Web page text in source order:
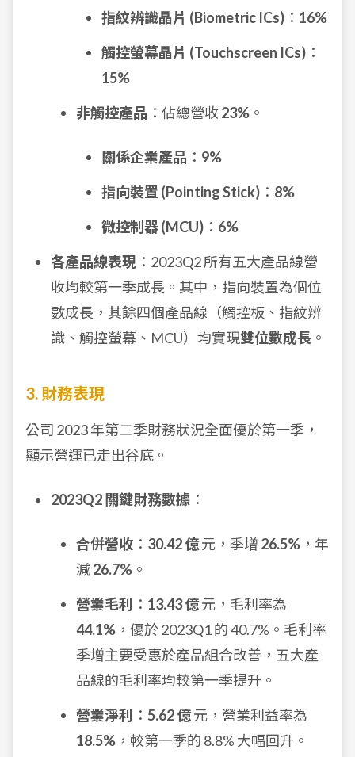
指紋辨識晶片 (Biometric ICs) ： 16%
觸控螢幕晶片 (Touchscreen ICs) ：
15%
非觸控產品 ：佔總營收23% 。
關係企業產品 ： 9%
指向裝置 (Pointing Stick) ： 8%
微控制器 (MCU) ： 6%
各產品線表現 ：2023Q2 所有五大產品線營
收均較第一季成長。其中，指向裝置為個位
數成長，其餘四個產品線（觸控板、指紋辨
識、觸控螢幕、MCU）均實現雙位數成長 。
3. 財務表現
公司 2023 年第二季財務狀況全面優於第一季，
顯示營運已走出谷底。
2023Q2 關鍵財務數據 ：
合併營收 ： 30.42 億元，季增 26.5% ，年
減26.7% 。
營業毛利
： 13.43 億元，毛利率為
44.1% ，優於 2023Q1 的 40.7%。毛利率
季增主要受惠於產品組合改善，五大產
品線的毛利率均較第一季提升。
營業淨利
： 5.62 億元，營業利益率為
18.5% ，較第一季的 8.8% 大幅回升。